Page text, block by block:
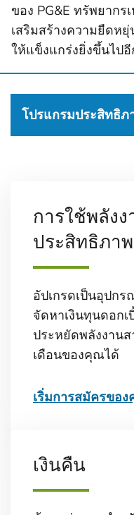
ของ PG&E ทรัพยาก
เสริมสร้างความยืดห
ให้แข็งแกร่งยิ่งขึ้นไป
โปรแกรมประสิทธิภ
การใช้พลัง
ประสิทธิภาพ
อัปเกรดเป็นอุปก
จัดหาเงินทุนดอก
ประหยัดพลังงาน
เดือนของคุณได้
เริ่มการสมัครขอ
เงินคืน